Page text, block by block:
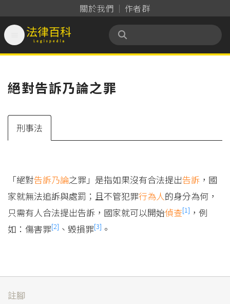
關於我們 作者群
法律百科 Legispedia
絕對告訴乃論之罪
刑事法
「絕對告訴乃論之罪」是指如果沒有合法提出告訴 ，國
家就無法追訴與處罰；且不管犯罪行為人的身分為何，
只需有人合法提出告訴，國家就可以開始偵查[1] ，例
如：傷害罪[2] 、毀損罪[3] 。
註腳